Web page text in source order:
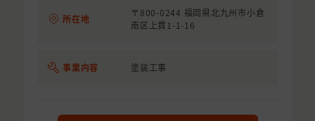
所在地
〒800-0244 福岡県北九州市小倉
南区上貫1-1-16
事業内容 塗装工事